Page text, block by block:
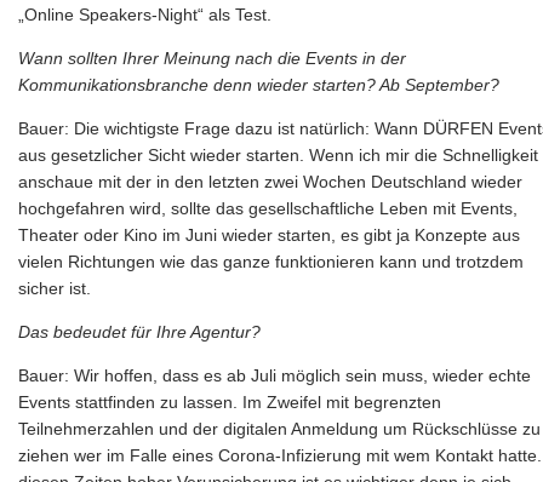
„Online Speakers-Night“ als Test.
Wann sollten Ihrer Meinung nach die Events in der
Kommunikationsbranche denn wieder starten? Ab September?
Bauer: Die wichtigste Frage dazu ist natürlich: Wann DÜRFEN
aus gesetzlicher Sicht wieder starten. Wenn ich mir die Schnelligkeit
anschaue mit der in den letzten zwei Wochen Deutschland wieder
hochgefahren wird, sollte das gesellschaftliche Leben mit Events,
Theater oder Kino im Juni wieder starten, es gibt ja Konzepte aus
vielen Richtungen wie das ganze funktionieren kann und trotzdem
sicher ist.
Das bedeudet für Ihre Agentur?
Bauer: Wir hoffen, dass es ab Juli möglich sein muss, wieder echte
Events stattfinden zu lassen. Im Zweifel mit begrenzten
Teilnehmerzahlen und der digitalen Anmeldung um Rückschlüsse zu
ziehen wer im Falle eines Corona-Infizierung mit wem Kontakt